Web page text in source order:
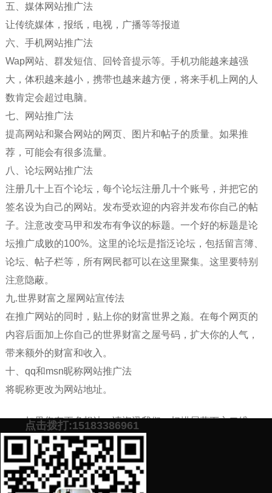
五、媒体网站推广法
让传统媒体，报纸，电视，广播等等报道
六、手机网站推广法
Wap网站、群发短信、回铃音提示等。手机功能越来越强
大，体积越来越小，携带也越来越方便，将来手机上网的人
数肯定会超过电脑。
七、网站推广法
提高网站和聚合网站的网页、图片和帖子的质量。如果推
荐，可能会有很多流量。
八、论坛网站推广法
注册几十上百个论坛，每个论坛注册几十个账号，并把它的
签名设为自己的网站。发布受欢迎的内容并发布你自己的帖
子。注意改变马甲和发布有争议的标题。一个好的标题是论
坛推广成败的100%。这里的论坛是指泛论坛，包括留言簿、
论坛、帖子栏等，所有网民都可以在这里聚集。这里要特别
注意隐蔽。
九.世界财富之屋网站宣传法
在推广网站的同时，贴上你的财富世界之巅。在每个网页的
内容后面加上你自己的世界财富之屋号码，扩大你的人气，
带来额外的财富和收入。
十、qq和msn昵称网站推广法
将昵称更改为网站地址。
如果您有更多想法，请资讯我们，扫描屏幕下方二维
码，肖乐策划，期待与您会话。
预约营销老师 添加微信号：scyxch
点击拨打:15183386961